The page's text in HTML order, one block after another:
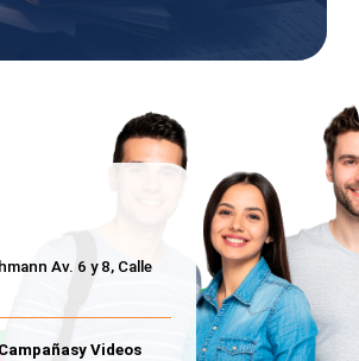
Av. 6 y 8, Calle
Campañasy Videos